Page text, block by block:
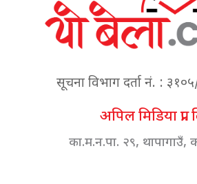
सूचना विभाग दर्ता नं. :
अपिल मिडिया प्रा.
का.म.न.पा. २९, थापागाउँ,